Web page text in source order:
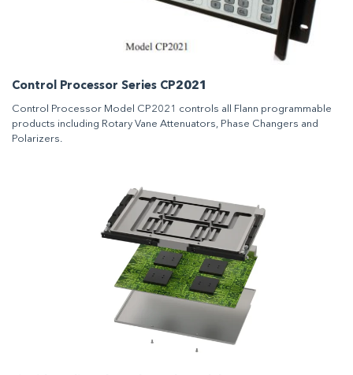
Control Processor Series CP2021
Control Processor Model CP2021 controls all Flann programmable
products including Rotary Vane Attenuators, Phase Changers and
Polarizers.